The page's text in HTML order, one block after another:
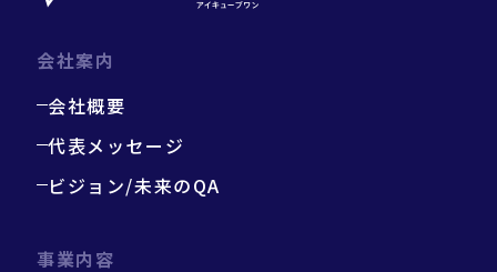
会社案内
会社概要
代表メッセージ
ビジョン/未来のQA
事業内容